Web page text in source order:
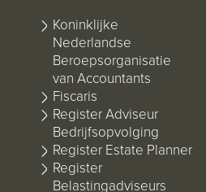
Koninklijke
Nederlandse
Beroepsorganisatie
van Accountants
Fiscaris
Register Adviseur
Bedrijfsopvolging
Register Estate Planner
Register
Belastingadviseurs